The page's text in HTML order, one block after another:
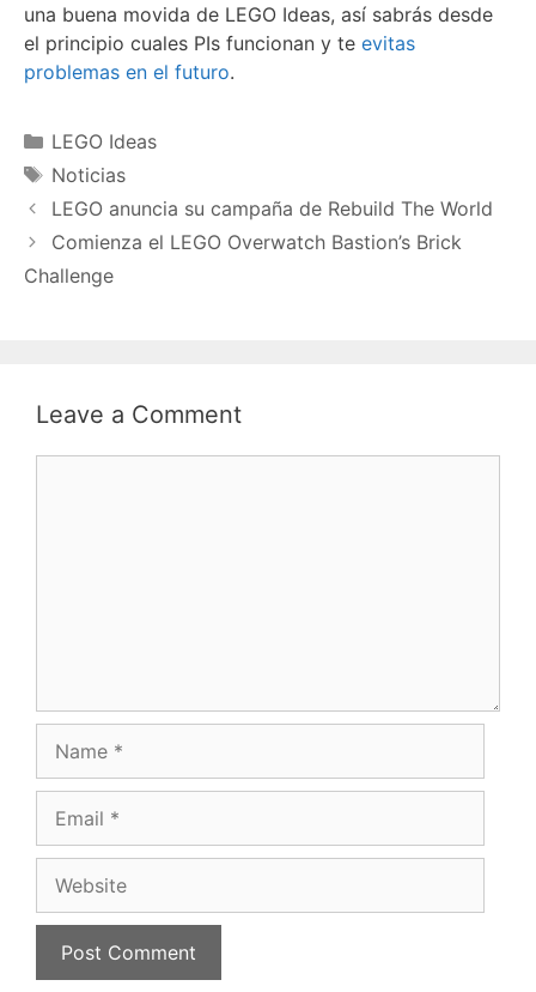
una buena movida de LEGO Ideas, así sabrás desde
el principio cuales PIs funcionan y te evitas
problemas en el futuro.
Categories
LEGO Ideas
Tags
Noticias
LEGO anuncia su campaña de Rebuild The World
Comienza el LEGO Overwatch Bastion’s Brick
Challenge
Leave a Comment